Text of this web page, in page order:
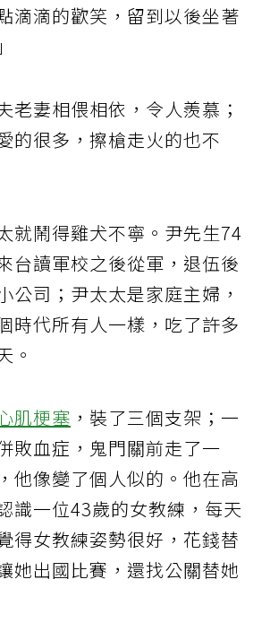
滴滴的歡笑，留到以後坐著
老妻相偎相依，令人羨慕；
的很多，擦槍走火的也不
就鬧得雞犬不寧。尹先生74
台讀軍校之後從軍，退伍後
公司；尹太太是家庭主婦，
時代所有人一樣，吃了許多
。
肌梗塞 ，裝了三個支架；一
敗血症，鬼門關前走了一
他像變了個人似的。他在高
識一位43歲的女教練，每天
得女教練姿勢很好，花錢替
她出國比賽，還找公關替她